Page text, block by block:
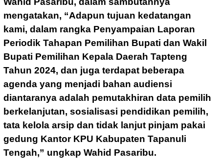
mengatakan, “Adapun tujuan kedatangan
kami, dalam rangka Penyampaian Laporan
Periodik Tahapan Pemilihan Bupati dan Wakil
Bupati Pemilihan Kepala Daerah Tapteng
Tahun 2024, dan juga terdapat beberapa
agenda yang menjadi bahan audiensi
diantaranya adalah pemutakhiran data pemilih
berkelanjutan, sosialisasi pendidikan pemilih,
tata kelola arsip dan tidak lanjut pinjam pakai
gedung Kantor KPU Kabupaten Tapanuli
Tengah,” ungkap Wahid Pasaribu.